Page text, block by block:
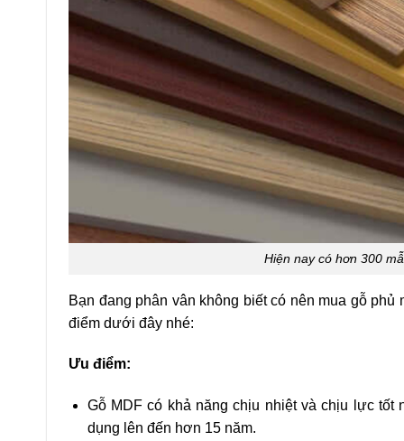
Hiện nay có hơn 300
Bạn đang phân vân không biết có nên mua gỗ
điểm dưới đây nhé:
Ưu điểm:
Gỗ MDF có khả năng chịu nhiệt và chịu lực
dụng lên đến hơn 15 năm.